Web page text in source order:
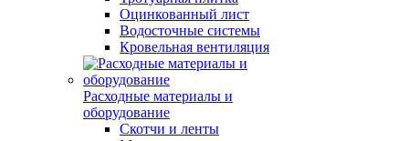
Оцинкованный лист
Водосточные системы
Кровельная вентиляция
Расходные материалы и
оборудование
Скотчи и ленты